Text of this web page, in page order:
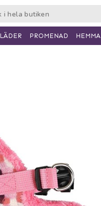
PROMENAD HEMMA